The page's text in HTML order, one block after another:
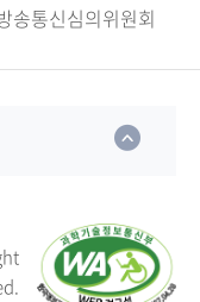
송통신심의위원회